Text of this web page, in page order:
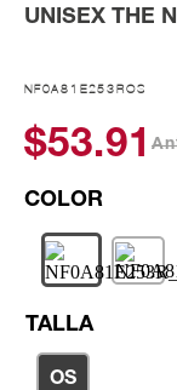
UNISEX THE
NF0A81E253ROS
$53.91
TALLA
OS